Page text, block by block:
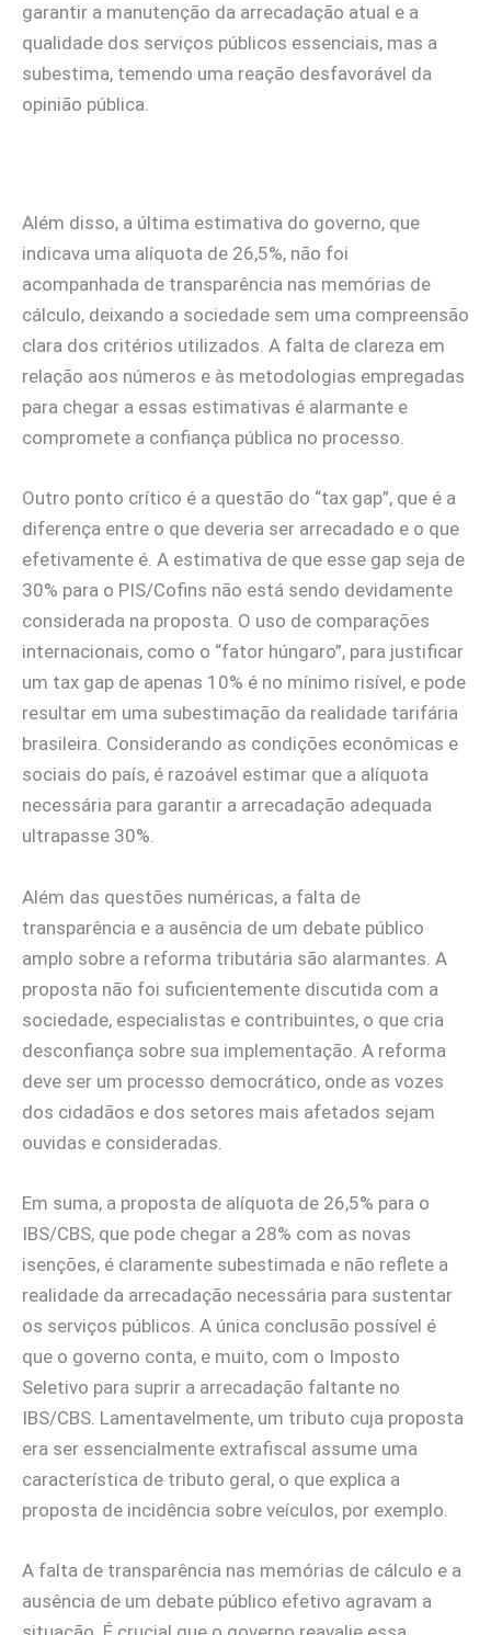
garantir a manutenção da arrecadação atual e a
qualidade dos serviços públicos essenciais, mas a
subestima, temendo uma reação desfavorável da
opinião pública.
Além disso, a última estimativa do governo, que
indicava uma alíquota de 26,5%, não foi
acompanhada de transparência nas memórias de
cálculo, deixando a sociedade sem uma compreensão
clara dos critérios utilizados. A falta de clareza em
relação aos números e às metodologias empregadas
para chegar a essas estimativas é alarmante e
compromete a confiança pública no processo.
Outro ponto crítico é a questão do “tax gap”, que é a
diferença entre o que deveria ser arrecadado e o que
efetivamente é. A estimativa de que esse gap seja de
30% para o PIS/Cofins não está sendo devidamente
considerada na proposta. O uso de comparações
internacionais, como o “fator húngaro”, para justificar
um tax gap de apenas 10% é no mínimo risível, e pode
resultar em uma subestimação da realidade tarifária
brasileira. Considerando as condições econômicas e
sociais do país, é razoável estimar que a alíquota
necessária para garantir a arrecadação adequada
ultrapasse 30%.
Além das questões numéricas, a falta de
transparência e a ausência de um debate público
amplo sobre a reforma tributária são alarmantes. A
proposta não foi suficientemente discutida com a
sociedade, especialistas e contribuintes, o que cria
desconfiança sobre sua implementação. A reforma
deve ser um processo democrático, onde as vozes
dos cidadãos e dos setores mais afetados sejam
ouvidas e consideradas.
Em suma, a proposta de alíquota de 26,5% para o
IBS/CBS, que pode chegar a 28% com as novas
isenções, é claramente subestimada e não reflete a
realidade da arrecadação necessária para sustentar
os serviços públicos. A única conclusão possível é
que o governo conta, e muito, com o Imposto
Seletivo para suprir a arrecadação faltante no
IBS/CBS. Lamentavelmente, um tributo cuja proposta
era ser essencialmente extrafiscal assume uma
característica de tributo geral, o que explica a
proposta de incidência sobre veículos, por exemplo.
A falta de transparência nas memórias de cálculo e a
ausência de um debate público efetivo agravam a